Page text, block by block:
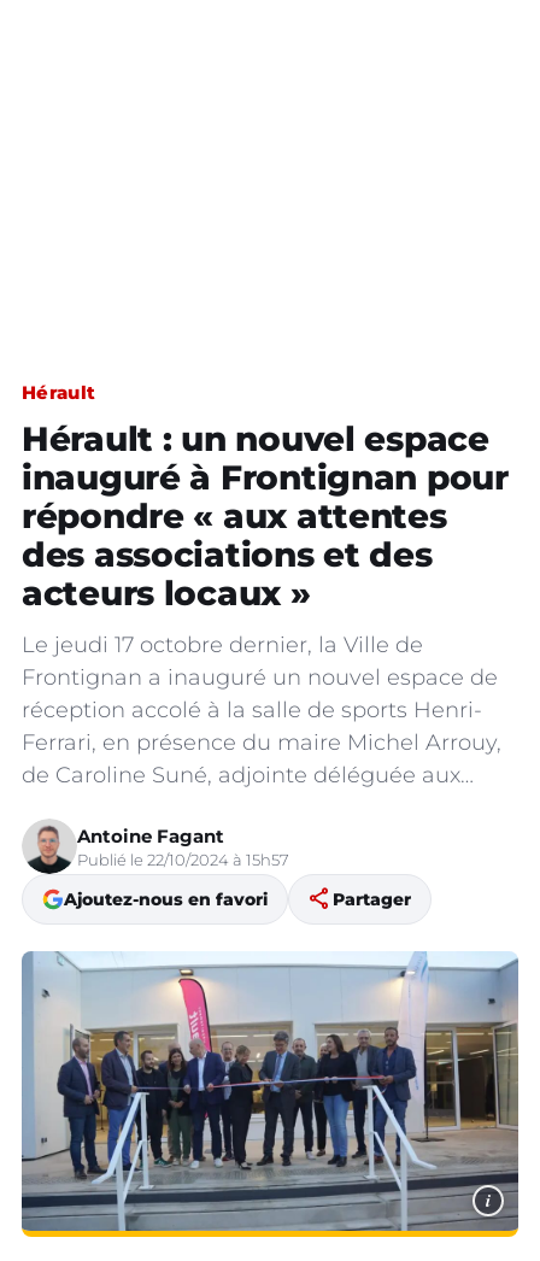
Hérault
Hérault : un nouvel espace
inauguré à Frontignan pour
répondre « aux attentes
des associations et des
acteurs locaux »
Le jeudi 17 octobre dernier, la Ville de
Frontignan a inauguré un nouvel espace de
réception accolé à la salle de sports Henri-
Ferrari, en présence du maire Michel Arrouy,
de Caroline Suné, adjointe déléguée aux…
Antoine Fagant
Publié le 22/10/2024 à 15h57
Ajoutez-nous en favori share Partager
i